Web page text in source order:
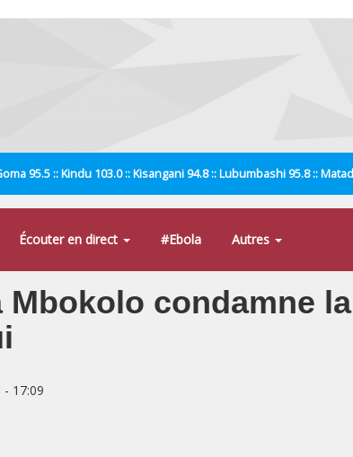
95.5 :: Kindu 103.0 :: Kisangani 94.8 :: Lubumbashi 95.8 ::
Écouter en direct #Ebola Autres
Mbokolo condamne
17:09